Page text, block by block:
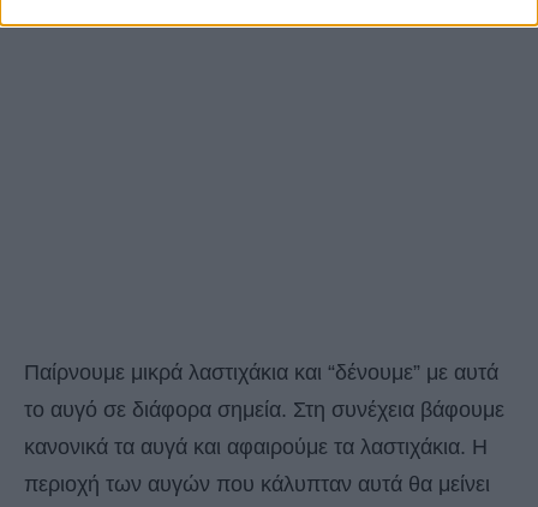
Παίρνουμε μικρά λαστιχάκια και “δένουμε” με αυτά
το αυγό σε διάφορα σημεία. Στη συνέχεια βάφουμε
κανονικά τα αυγά και αφαιρούμε τα λαστιχάκια. Η
περιοχή των αυγών που κάλυπταν αυτά θα μείνει